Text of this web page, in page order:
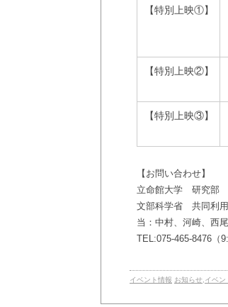
【特別上映①】
【特別上映②】
【特別上映③】
【お問い合わせ】
立命館大学 研究部
文部科学省 共同利
当：中村、河崎、西尾
TEL:075-465-8476（
イベント情報 お知らせ イベン